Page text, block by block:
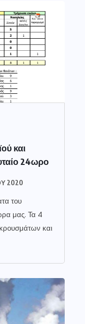
και
24ωρο
2020
του
μας. Τα 4
και